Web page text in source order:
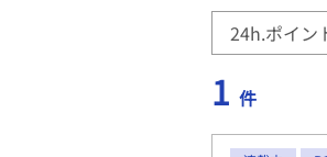
1 件